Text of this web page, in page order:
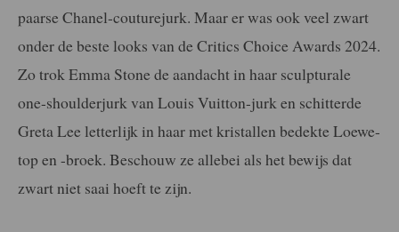
paarse Chanel-couturejurk. Maar er was ook veel zwart
onder de beste looks van de Critics Choice Awards 2024.
Zo trok Emma Stone de aandacht in haar sculpturale
one-shoulderjurk van Louis Vuitton-jurk en schitterde
Greta Lee letterlijk in haar met kristallen bedekte Loewe-
top en -broek. Beschouw ze allebei als het bewijs dat
zwart niet saai hoeft te zijn.